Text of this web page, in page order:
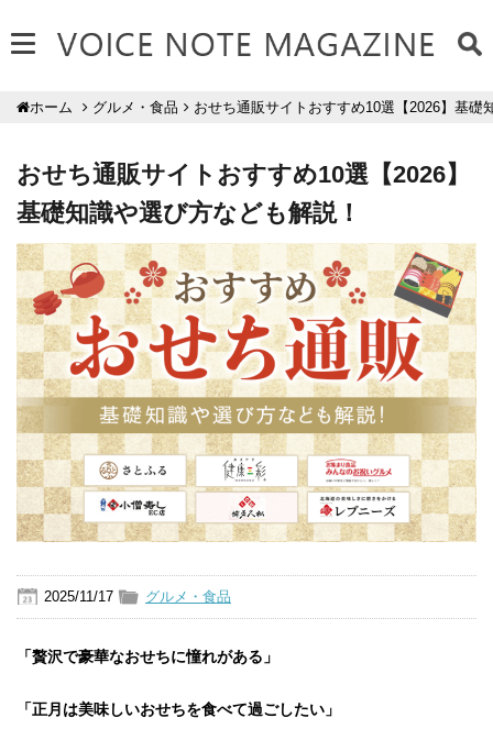
ホーム グルメ・食品 おせち通販サイトおすすめ10選【2026】基礎
おせち通販サイトおすすめ10選【2026】
基礎知識や選び方なども解説！
2025/11/17 グルメ・食品
「贅沢で豪華なおせちに憧れがある」
「正月は美味しいおせちを食べて過ごしたい」